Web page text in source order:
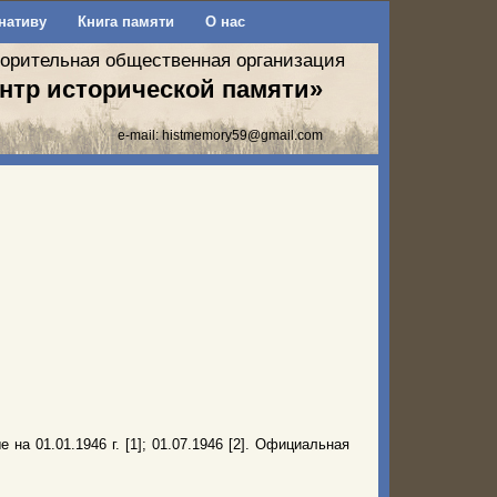
Книга памяти О нас
общественная организация
исторической памяти»
e-mail:histmemory59@gmail.com
на 01.01.1946 г. [1]; 01.07.1946 [2]. Официальная